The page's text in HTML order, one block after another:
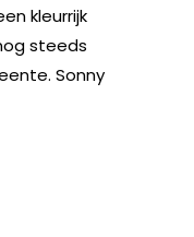
kleurrijk
steeds
Sonny